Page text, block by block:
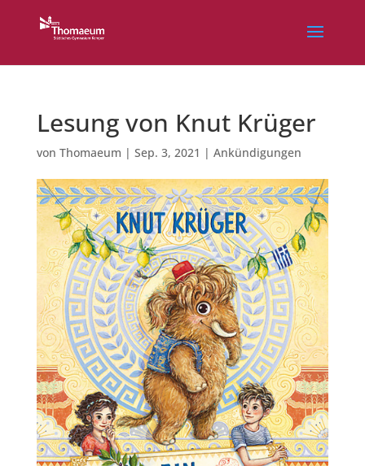
Lesung von Knut Krüger
von Thomaeum | Sep. 3, 2021 | Ankündigungen